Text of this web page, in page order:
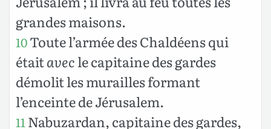
grandes maisons.
10Toute l’armée des Chaldéens qui
étaitavecle capitaine des gardes
démolit les murailles formant
l’enceinte de Jérusalem.
11 Nabuzardan, capitaine des gardes,